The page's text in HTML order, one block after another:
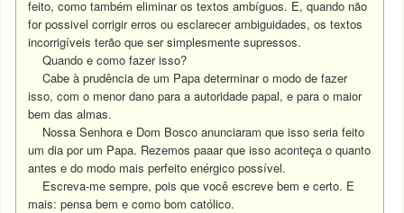
feito, como também eliminar os textos ambíguos. E, quando não
for possivel corrigir erros ou esclarecer ambiguidades, os textos
incorrigíveis terão que ser simplesmente supressos.
Quando e como fazer isso?
Cabe à prudência de um Papa determinar o modo de fazer
isso, com o menor dano para a autoridade papal, e para o maior
bem das almas.
Nossa Senhora e Dom Bosco anunciaram que isso seria feito
um dia por um Papa. Rezemos paaar que isso aconteça o quanto
antes e do modo mais perfeito enérgico possível.
Escreva-me sempre, pois que você escreve bem e certo. E
mais: pensa bem e como bom católico.